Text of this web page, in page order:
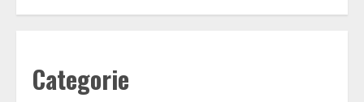
Categorie